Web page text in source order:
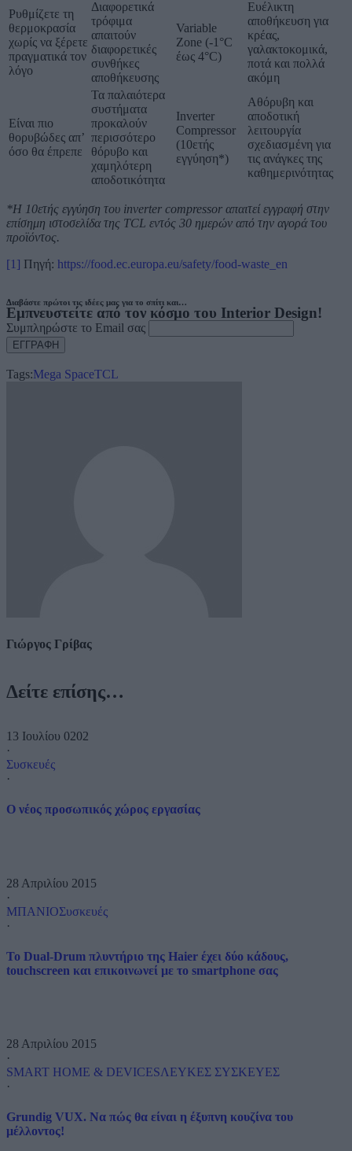
Ρυθμίζετε τη
θερμοκρασία
χωρίς να ξέρετε
πραγματικά τον
λόγο
Διαφορετικά
τρόφιμα
απαιτούν
διαφορετικές
συνθήκες
αποθήκευσης
Variable
Zone (-1°C
έως 4°C)
Ευέλικτη
αποθήκευση για
κρέας,
γαλακτοκομικά,
ποτά και πολλά
ακόμη
Είναι πιο
θορυβώδες απ’
όσο θα έπρεπε
Τα παλαιότερα
συστήματα
προκαλούν
περισσότερο
θόρυβο και
χαμηλότερη
αποδοτικότητα
Inverter
Compressor
(10ετής
εγγύηση*)
Αθόρυβη και
αποδοτική
λειτουργία
σχεδιασμένη για
τις ανάγκες της
καθημερινότητας
*Η 10ετής εγγύηση του inverter compressor απαιτεί εγγραφή στην
επίσημη ιστοσελίδα της TCL εντός 30 ημερών από την αγορά του
προϊόντος.
[1] Πηγή: https://food.ec.europa.eu/safety/food-waste_en
Διαβάστε πρώτοι τις ιδέες μας για το σπίτι και…
Εμπνευστείτε από τον κόσμο του Interior Design!
Συμπληρώστε το Email σας
Tags:Mega SpaceTCL
Γιώργος Γρίβας
Δείτε επίσης…
13 Ιουλίου 0202
·
Συσκευές
·
O νέος προσωπικός χώρος εργασίας
28 Απριλίου 2015
·
ΜΠΑΝΙΟΣυσκευές
·
Το Dual-Drum πλυντήριο της Haier έχει δύο κάδους,
touchscreen και επικοινωνεί με το smartphone σας
28 Απριλίου 2015
·
SMART HOME & DEVICESΛΕΥΚΕΣ ΣΥΣΚΕΥΕΣ
·
Grundig VUX. Να πώς θα είναι η έξυπνη κουζίνα του
μέλλοντος!